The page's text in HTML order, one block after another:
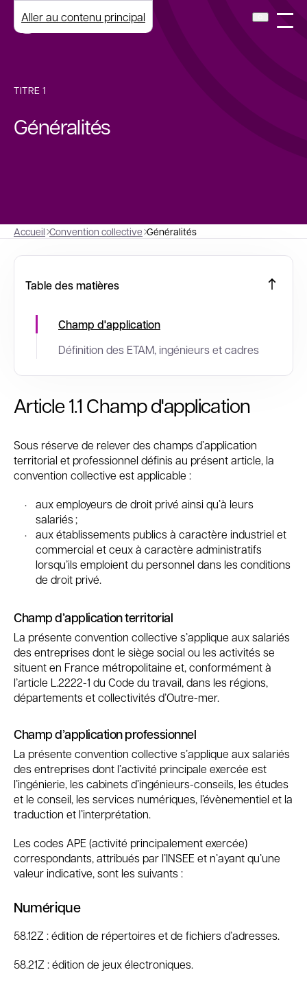
Aller au contenu principal
TITRE 1
Généralités
Accueil Convention collective Généralités
Table des matières
Champ d'application
Définition des ETAM, ingénieurs et cadres
Article 1.1 Champ d'application
Sous réserve de relever des champs d’application
territorial et professionnel définis au présent article, la
convention collective est applicable :
aux employeurs de droit privé ainsi qu’à leurs
salariés ;
aux établissements publics à caractère industriel et
commercial et ceux à caractère administratifs
lorsqu’ils emploient du personnel dans les conditions
de droit privé.
Champ d’application territorial
La présente convention collective s’applique aux salariés
des entreprises dont le siège social ou les activités se
situent en France métropolitaine et, conformément à
l’article L.2222-1 du Code du travail, dans les régions,
départements et collectivités d’Outre-mer.
Champ d’application professionnel
La présente convention collective s’applique aux salariés
des entreprises dont l’activité principale exercée est
l’ingénierie, les cabinets d’ingénieurs-conseils, les études
et le conseil, les services numériques, l’évènementiel et la
traduction et l’interprétation.
Les codes APE (activité principalement exercée)
correspondants, attribués par l’INSEE et n’ayant qu’une
valeur indicative, sont les suivants :
Numérique
58.12Z : édition de répertoires et de fichiers d’adresses.
58.21Z : édition de jeux électroniques.